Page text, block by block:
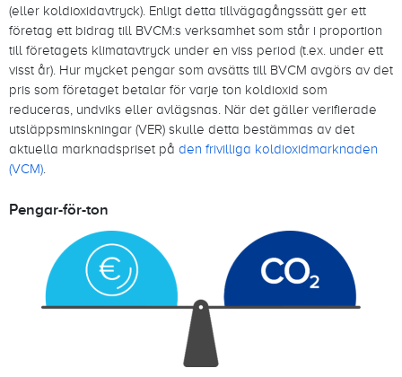
(eller koldioxidavtryck). Enligt detta tillvägagångssätt ger ett
företag ett bidrag till BVCM:s verksamhet som står i proportion
till företagets klimatavtryck under en viss period (t.ex. under ett
visst år). Hur mycket pengar som avsätts till BVCM avgörs av det
pris som företaget betalar för varje ton koldioxid som
reduceras, undviks eller avlägsnas. När det gäller verifierade
utsläppsminskningar (VER) skulle detta bestämmas av det
aktuella marknadspriset på den frivilliga koldioxidmarknaden
(VCM).
Pengar-för-ton